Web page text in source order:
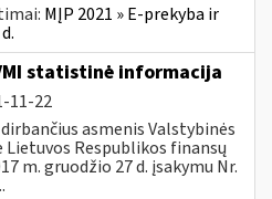
MĮP 2021 » E-prekyba ir
statistinė informacija
11-22
asmenis Valstybinės
Respublikos finansų
m. gruodžio 27 d. įsakymu Nr.